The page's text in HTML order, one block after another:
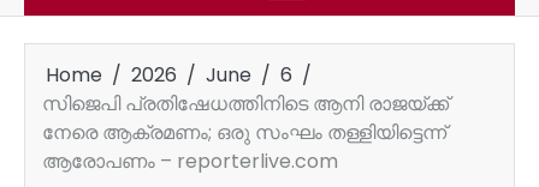
Home 2026 June
6
സിജെപി പ്രതിഷേധത്തിനിടെ ആനി രാജയ്ക്ക്
നേരെ ആക്രമണം; ഒരു സംഘം തള്ളിയിട്ടെന്ന്
ആരോപണം – reporterlive.com